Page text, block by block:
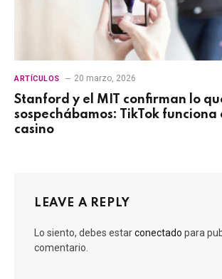
ARTÍCULOS 20 marzo, 2026
Stanford y el MIT confirman lo
sospechábamos: TikTok funciona
casino
LEAVE A REPLY
Lo siento, debes estarconectado para
comentario.